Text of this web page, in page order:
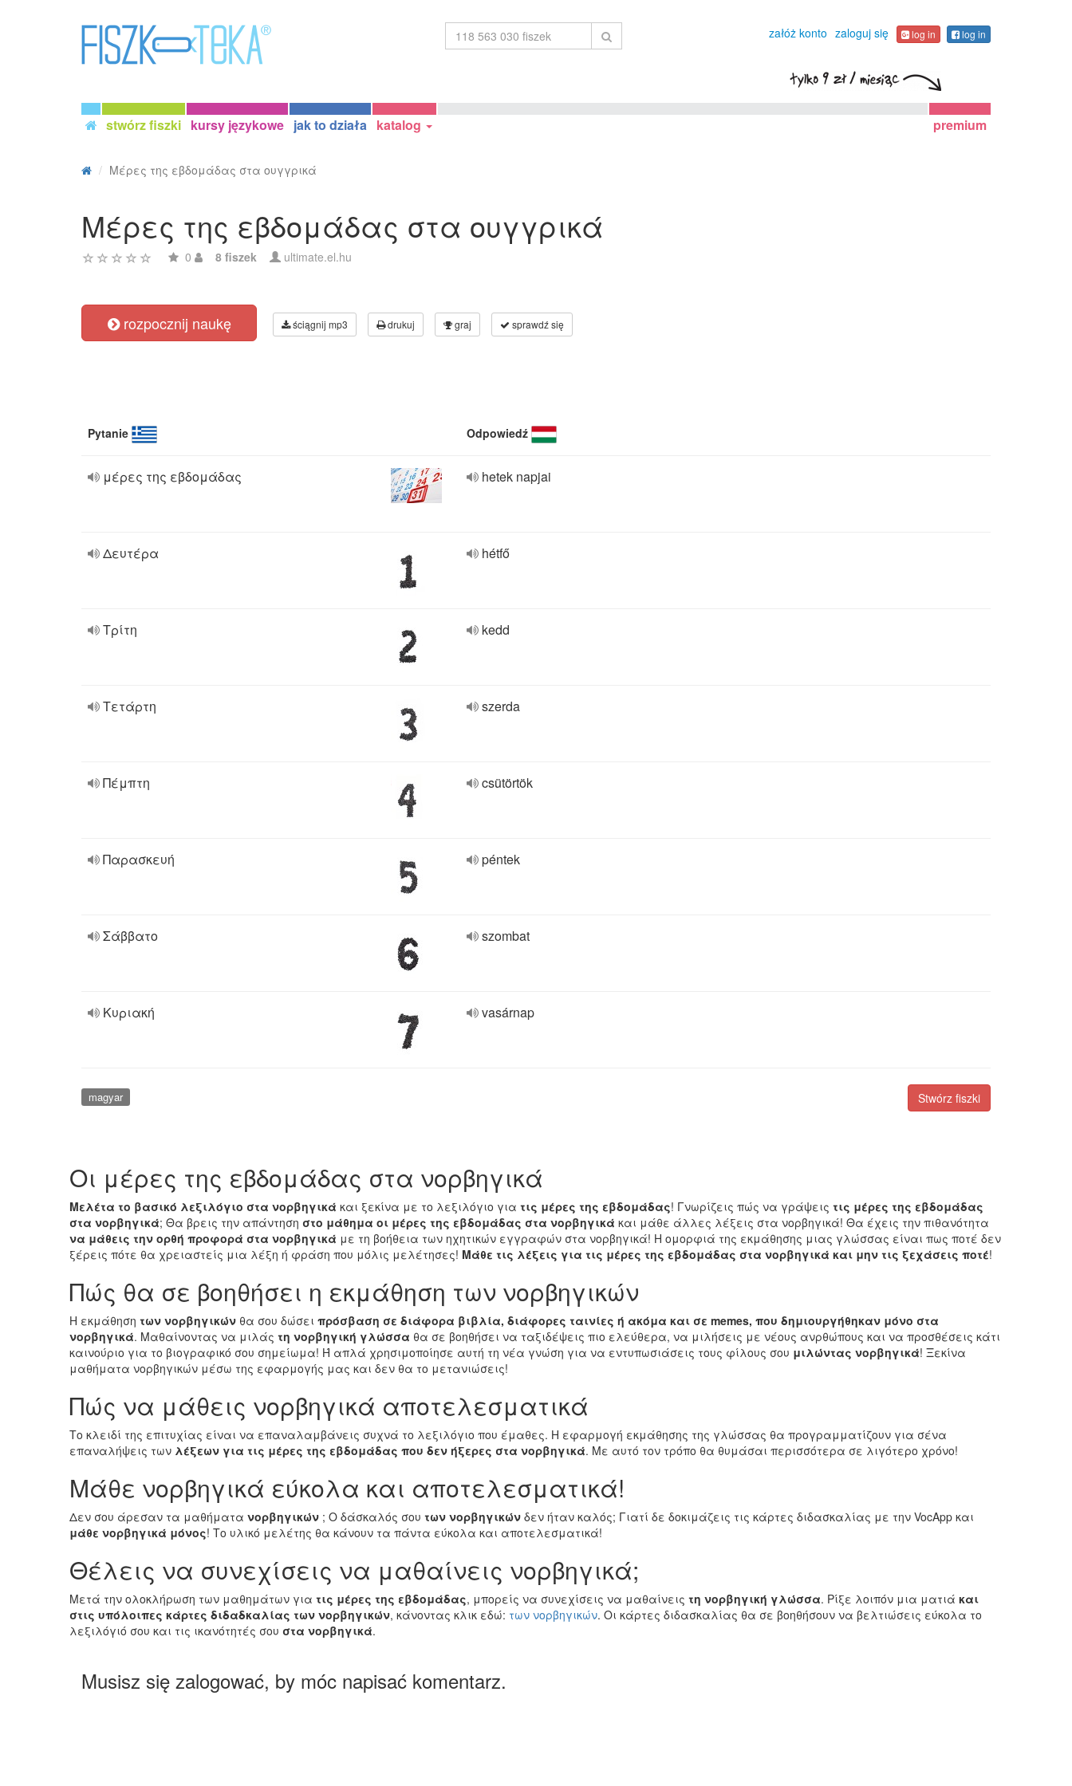
załóż konto zaloguj się log in log in
stwórz fiszki kursy językowe jak to działa katalog premium
Μέρες της εβδομάδας στα ουγγρικά
Μέρες της εβδομάδας στα ουγγρικά
0 8 fiszek ultimate.el.hu
rozpocznij naukę ściągnij mp3 drukuj graj sprawdź się
Pytanie Odpowiedź
μέρες της εβδομάδας hetek napjai
Δευτέρα hétfő
Τρίτη kedd
Τετάρτη szerda
Πέμπτη csütörtök
Παρασκευή péntek
Σάββατο szombat
Κυριακή vasárnap
Stwórz fiszki
magyar
Οι μέρες της εβδομάδας στα νορβηγικά
Μελέτα το βασικό λεξιλόγιο στα νορβηγικά και ξεκίνα με το λεξιλόγιο για τις μέρες της εβδομάδας! Γνωρίζεις πώς να γράψεις τις μέρες της εβδομάδας
στα νορβηγικά; Θα βρεις την απάντηση στο μάθημα οι μέρες της εβδομάδας στα νορβηγικά και μάθε άλλες λέξεις στα νορβηγικά! Θα έχεις την πιθανότητα
να μάθεις την ορθή προφορά στα νορβηγικά με τη βοήθεια των ηχητικών εγγραφών στα νορβηγικά! Η ομορφιά της εκμάθησης μιας γλώσσας είναι πως ποτέ δεν
ξέρεις πότε θα χρειαστείς μια λέξη ή φράση που μόλις μελέτησες! Μάθε τις λέξεις για τις μέρες της εβδομάδας στα νορβηγικά και μην τις ξεχάσεις ποτέ!
Πώς θα σε βοηθήσει η εκμάθηση των νορβηγικών
Η εκμάθηση των νορβηγικών θα σου δώσει πρόσβαση σε διάφορα βιβλία, διάφορες ταινίες ή ακόμα και σε memes, που δημιουργήθηκαν μόνο στα
νορβηγικά. Μαθαίνοντας να μιλάς τη νορβηγική γλώσσα θα σε βοηθήσει να ταξιδέψεις πιο ελεύθερα, να μιλήσεις με νέους ανρθώπους και να προσθέσεις κάτι
καινούριο για το βιογραφικό σου σημείωμα! Ή απλά χρησιμοποίησε αυτή τη νέα γνώση για να εντυπωσιάσεις τους φίλους σου μιλώντας νορβηγικά! Ξεκίνα
μαθήματα νορβηγικών μέσω της εφαρμογής μας και δεν θα το μετανιώσεις!
Πώς να μάθεις νορβηγικά αποτελεσματικά
Το κλειδί της επιτυχίας είναι να επαναλαμβάνεις συχνά το λεξιλόγιο που έμαθες. Η εφαρμογή εκμάθησης της γλώσσας θα προγραμματίζουν για σένα
επαναλήψεις των λέξεων για τις μέρες της εβδομάδας που δεν ήξερες στα νορβηγικά. Με αυτό τον τρόπο θα θυμάσαι περισσότερα σε λιγότερο χρόνο!
Μάθε νορβηγικά εύκολα και αποτελεσματικά!
Δεν σου άρεσαν τα μαθήματα νορβηγικών ; Ο δάσκαλός σου των νορβηγικών δεν ήταν καλός; Γιατί δε δοκιμάζεις τις κάρτες διδασκαλίας με την VocApp και
μάθε νορβηγικά μόνος! Το υλικό μελέτης θα κάνουν τα πάντα εύκολα και αποτελεσματικά!
Θέλεις να συνεχίσεις να μαθαίνεις νορβηγικά;
Μετά την ολοκλήρωση των μαθημάτων για τις μέρες της εβδομάδας, μπορείς να συνεχίσεις να μαθαίνεις τη νορβηγική γλώσσα. Ρίξε λοιπόν μια ματιά και
στις υπόλοιπες κάρτες διδαδκαλίας των νορβηγικών, κάνοντας κλικ εδώ: των νορβηγικών. Οι κάρτες διδασκαλίας θα σε βοηθήσουν να βελτιώσεις εύκολα το
λεξιλόγιό σου και τις ικανότητές σου στα νορβηγικά.
Musisz się zalogować, by móc napisać komentarz.